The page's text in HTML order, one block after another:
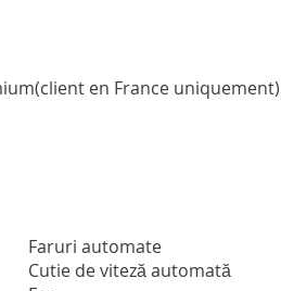
en France uniquement)
Faruri automate
Cutie de viteză automată